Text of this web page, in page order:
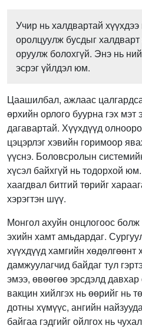
Учир нь халдвартай
оролцуулж бусдыг халдварт
оруулж болохгүй. Энэ нь
эсрэг үйлдэл юм.
Цаашилбал, ажлаас
өрхийн орлого буурна гэх мэт
дагавартай. Хүүхдүүд
цэцэрлэг хэвийн горимоор
үүснэ. Боловсролын
хүсэл байхгүй нь тодорхой
хаагдвал битгий төрийг
хэрэгтэн шүү.
Монгол ахуйн онцлогоос болж
эхийн хамт амьдардаг.
хүүхдүүд хамгийн
дамжуулагчид байдаг тул
эмээ, өвөөгөө эрсдэлд давхар
вакцин хийлгэх нь өөрийг нь
дотны хүмүүс, ангийн
байгаа гэдгийг ойлгох нь